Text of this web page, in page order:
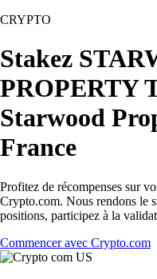
CRYPTO
Stakez
PROPERTY
Starwood
France
Profitez de récompenses sur
Crypto.com. Nous rendons le
positions, participez à la
Commencer avec Crypto.com